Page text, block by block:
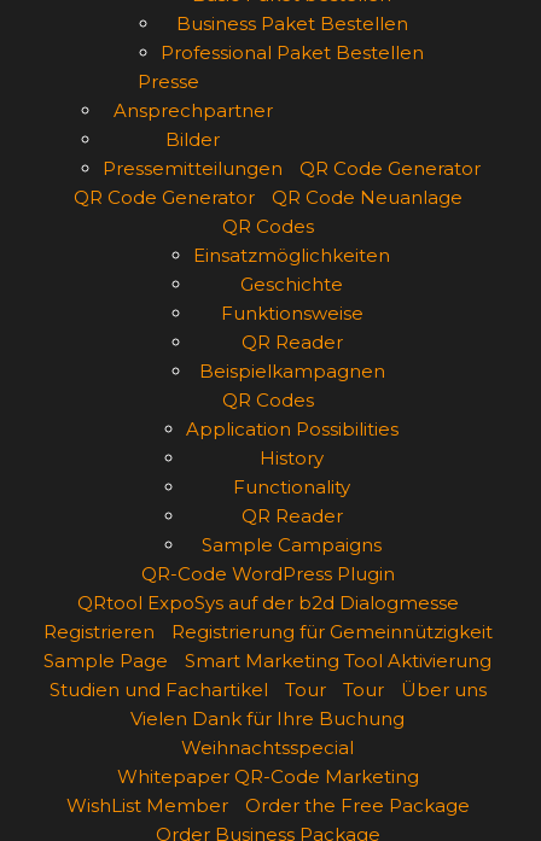
Business Paket Bestellen
Professional Paket Bestellen
Presse
Ansprechpartner
Bilder
Pressemitteilungen
QR Code Generator
QR Code Generator
QR Code Neuanlage
QR Codes
Einsatzmöglichkeiten
Geschichte
Funktionsweise
QR Reader
Beispielkampagnen
QR Codes
Application Possibilities
History
Functionality
QR Reader
Sample Campaigns
QR-Code WordPress Plugin
QRtool ExpoSys auf der b2d Dialogmesse
Registrieren
Registrierung für Gemeinnützigkeit
Sample Page
Smart Marketing Tool Aktivierung
Studien und Fachartikel
Tour Tour
Über uns
Vielen Dank für Ihre Buchung
Weihnachtsspecial
Whitepaper QR-Code Marketing
WishList Member
Order the Free Package
Order Business Package